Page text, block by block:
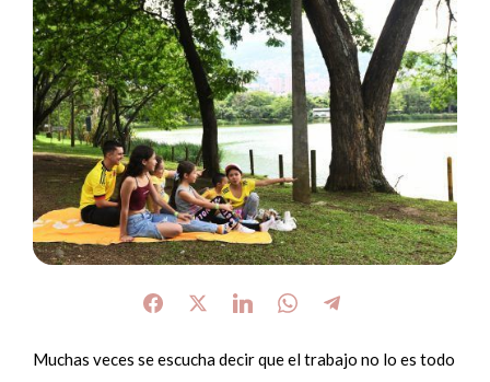
Muchas veces se escucha decir que el trabajo no lo es todo